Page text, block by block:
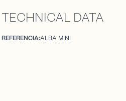
TECHNICAL DATA
REFERENCIA:ALBA MINI